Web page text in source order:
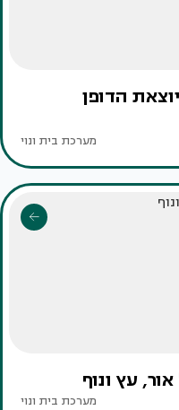
הדופן
מערכת בית ונוי
עץ ונוף
מערכת בית ונוי